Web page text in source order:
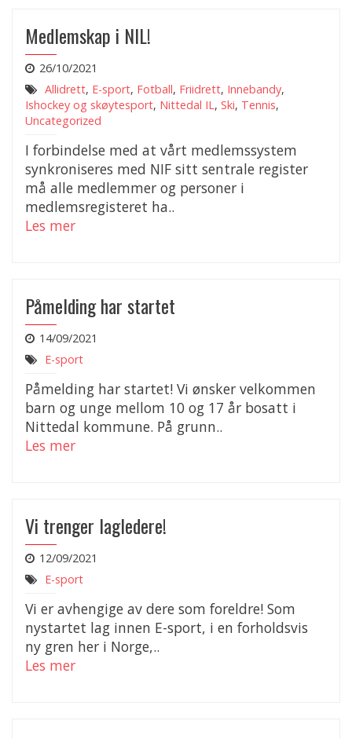
Medlemskap i NIL!
26/10/2021
Allidrett, E-sport, Fotball, Friidrett, Innebandy,
Ishockey og skøytesport, Nittedal IL, Ski, Tennis,
Uncategorized
I forbindelse med at vårt medlemssystem
synkroniseres med NIF sitt sentrale register
må alle medlemmer og personer i
medlemsregisteret ha..
Les mer
Påmelding har startet
14/09/2021
E-sport
Påmelding har startet! Vi ønsker velkommen
barn og unge mellom 10 og 17 år bosatt i
Nittedal kommune. På grunn..
Les mer
Vi trenger lagledere!
12/09/2021
E-sport
Vi er avhengige av dere som foreldre! Som
nystartet lag innen E-sport, i en forholdsvis
ny gren her i Norge,..
Les mer